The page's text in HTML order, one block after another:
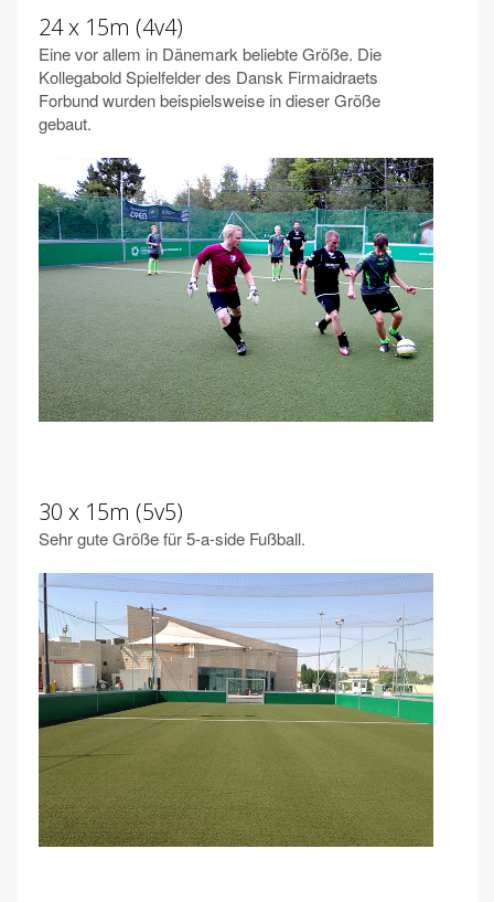
24 x 15m (4v4)
Eine vor allem in Dänemark beliebte Größe. Die
Kollegabold Spielfelder des Dansk Firmaidraets
Forbund wurden beispielsweise in dieser Größe
gebaut.
30 x 15m (5v5)
Sehr gute Größe für 5-a-side Fußball.